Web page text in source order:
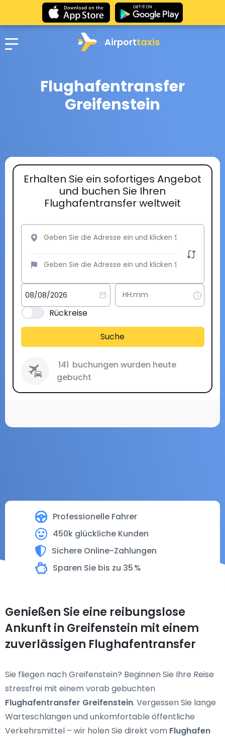
Airporttaxis
Flughafentransfer
Greifenstein
Professionelle Fahrer
450k glückliche Kunden
Sichere Online-Zahlungen
Sparen Sie bis zu 35 %
Erhalten Sie ein sofortiges Angebot
und buchen Sie Ihren
Flughafentransfer weltweit
Rückreise
Suche
141 buchungen wurden heute
gebucht
Genießen Sie eine reibungslose
Ankunft in Greifenstein mit einem
zuverlässigen Flughafentransfer
Sie fliegen nach Greifenstein? Beginnen Sie Ihre Reise
stressfrei mit einem vorab gebuchten
Flughafentransfer Greifenstein. Vergessen Sie lange
Warteschlangen und unkomfortable öffentliche
Verkehrsmittel – wir holen Sie direkt vom Flughafen